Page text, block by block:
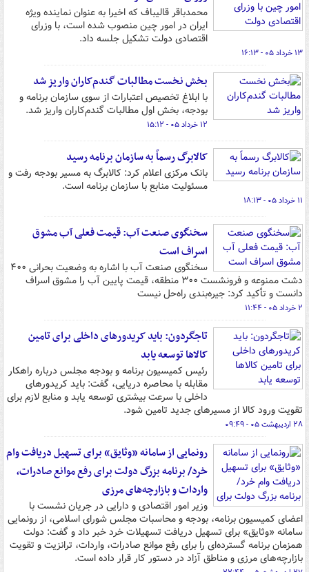
محمدباقر قالیباف که اخیرا به عنوان نماینده ویژه
ایران در امور چین منصوب شده است، با وزرای
اقتصادی دولت تشکیل جلسه داد.
۱۳ خرداد ۰۵ - ۱۶:۱۳
بخش نخست مطالبات گندم‌کاران واریز شد
با ابلاغ تخصیص اعتبارات از سوی سازمان برنامه و
بودجه، بخش اول مطالبات گندم‌کاران واریز شد.
۱۲ خرداد ۰۵ - ۱۵:۱۲
کالابرگ رسماً به سازمان برنامه رسید
بانک مرکزی اعلام کرد: کالابرگ به مسیر بودجه رفت و
مسئولیت منابع با سازمان برنامه است.
۱۱ خرداد ۰۵ - ۱۸:۱۳
سخنگوی صنعت آب: قیمت فعلی آب مشوق
اسراف است
سخنگوی صنعت آب با اشاره به وضعیت بحرانی ۴۰۰
دشت ممنوعه و فرونشست ۳۰۰ منطقه، قیمت پایین آب را مشوق اسراف
دانست و تأکید کرد: جیره‌بندی راه‌حل نیست
۲ خرداد ۰۵ - ۱۱:۴۴
تاجگردون: باید کریدورهای داخلی برای تامین
کالاها توسعه یابد
رئیس کمیسیون برنامه و بودجه مجلس درباره راهکار
مقابله با محاصره دریایی، گفت: باید کریدورهای
داخلی با سرعت بیشتری توسعه یابد و منابع لازم برای
تقویت ورود کالا از مسیرهای جدید تامین شود.
۲۸ اردیبهشت ۰۵ - ۰۹:۴۹
رونمایی از سامانه «وثایق» برای تسهیل دریافت وام
خرد/ برنامه بزرگ دولت برای رفع موانع صادرات،
واردات و بازارچه‌های مرزی
وزیر امور اقتصادی و دارایی در جریان نشست با
اعضای کمیسیون برنامه، بودجه و محاسبات مجلس شورای اسلامی، از رونمایی
سامانه «وثایق» برای تسهیل دریافت تسهیلات خرد خبر داد و گفت: دولت
همزمان برنامه گسترده‌ای را برای رفع موانع صادرات، واردات، ترانزیت و تقویت
بازارچه‌های مرزی و مناطق آزاد در دستور کار قرار داده است.